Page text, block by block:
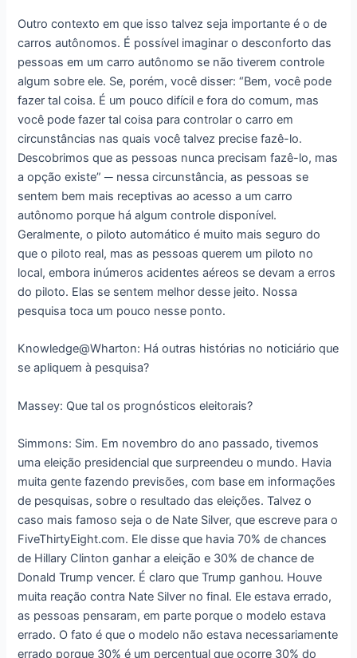
Outro contexto em que isso talvez seja importante é o de
carros autônomos. É possível imaginar o desconforto das
pessoas em um carro autônomo se não tiverem controle
algum sobre ele. Se, porém, você disser: “Bem, você pode
fazer tal coisa. É um pouco difícil e fora do comum, mas
você pode fazer tal coisa para controlar o carro em
circunstâncias nas quais você talvez precise fazê-lo.
Descobrimos que as pessoas nunca precisam fazê-lo, mas
a opção existe” ─ nessa circunstância, as pessoas se
sentem bem mais receptivas ao acesso a um carro
autônomo porque há algum controle disponível.
Geralmente, o piloto automático é muito mais seguro do
que o piloto real, mas as pessoas querem um piloto no
local, embora inúmeros acidentes aéreos se devam a erros
do piloto. Elas se sentem melhor desse jeito. Nossa
pesquisa toca um pouco nesse ponto.
Knowledge@Wharton: Há outras histórias no noticiário que
se apliquem à pesquisa?
Massey: Que tal os prognósticos eleitorais?
Simmons: Sim. Em novembro do ano passado, tivemos
uma eleição presidencial que surpreendeu o mundo. Havia
muita gente fazendo previsões, com base em informações
de pesquisas, sobre o resultado das eleições. Talvez o
caso mais famoso seja o de Nate Silver, que escreve para o
FiveThirtyEight.com. Ele disse que havia 70% de chances
de Hillary Clinton ganhar a eleição e 30% de chance de
Donald Trump vencer. É claro que Trump ganhou. Houve
muita reação contra Nate Silver no final. Ele estava errado,
as pessoas pensaram, em parte porque o modelo estava
errado. O fato é que o modelo não estava necessariamente
errado porque 30% é um percentual que ocorre 30% do